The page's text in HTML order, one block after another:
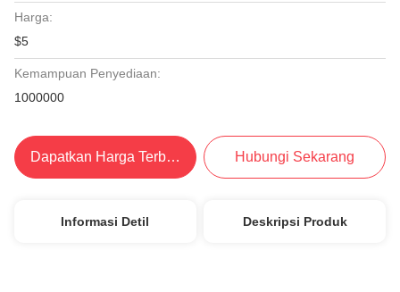
Harga:
$5
Kemampuan Penyediaan:
1000000
Dapatkan Harga Terbaik Hubungi Sekarang
Informasi Detil Deskripsi Produk